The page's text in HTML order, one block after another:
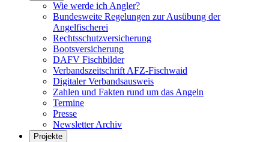
Wie werde ich Angler?
Bundesweite Regelungen zur Ausübung der
Angelfischerei
Rechtsschutzversicherung
Bootsversicherung
DAFV Fischbilder
Verbandszeitschrift AFZ-Fischwaid
Digitaler Verbandsausweis
Zahlen und Fakten rund um das Angeln
Termine
Presse
Newsletter Archiv
Projekte